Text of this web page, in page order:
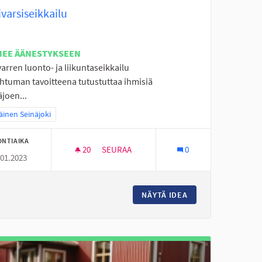
YLISTAROON
JA MUITA KESÄISIÄ AKTIVITEETTEJA YLISTAROON
ÄÄNESTYKSEEN
luonto- ja liikuntaseikkailu
tavoitteena tutustuttaa ihmisiä
tulokset teeman mukaan: Eteläinen Seinäjoki
Seinäjoki
20 20 SEURAAJAA
SEURAA 0
NÄYTÄ IDEA